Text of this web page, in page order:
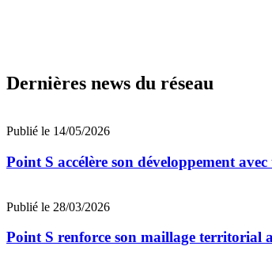
Dernières news du réseau
Publié le 14/05/2026
Point S accélère son développement
Publié le 28/03/2026
Point S renforce son maillage territorial